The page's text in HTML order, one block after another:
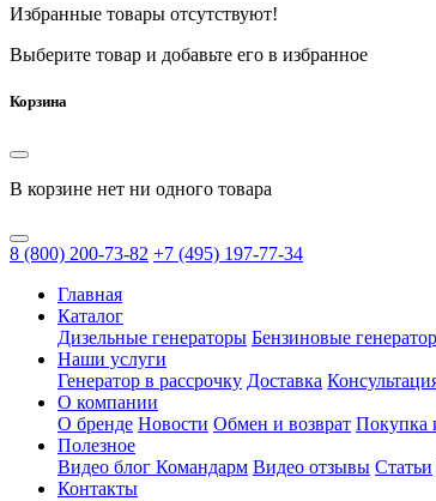
Избранные товары отсутствуют!
Выберите товар и добавьте его в избранное
Корзина
В корзине нет ни одного товара
8 (800) 200-73-82 +7 (495) 197-77-34
Главная
Каталог
Дизельные генераторы Бензиновые
Наши услуги
Генератор в рассрочку Доставка
О компании
О бренде Новости Обмен и возврат Покупка
Полезное
Видео блог Командарм Видео отзывы Статьи
Контакты